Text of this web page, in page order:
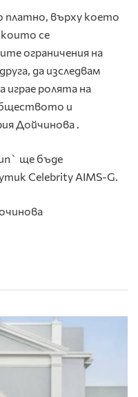
платно, върху което
които се
ограничения на
да изследвам
ролята на
и
Дойчинова .
ще бъде
Celebrity AIMS-G.